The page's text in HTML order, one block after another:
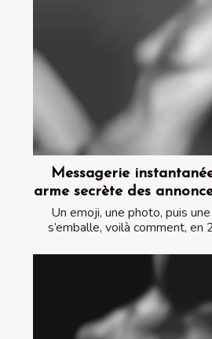
Messagerie
arme secrète des
Un emoji, une photo, puis
s’emballe, voilà comment, en